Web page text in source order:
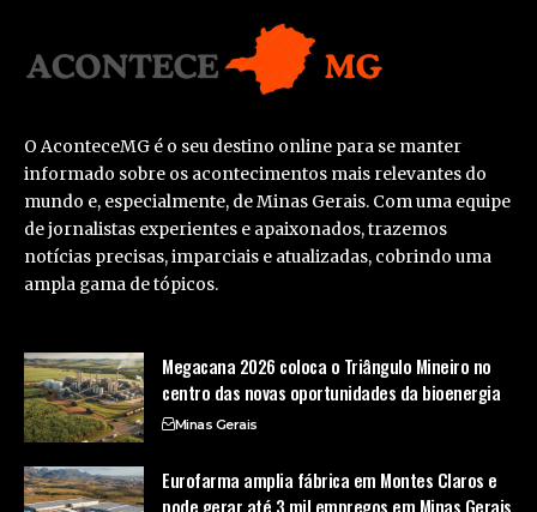
O AconteceMG é o seu destino online para se manter
informado sobre os acontecimentos mais relevantes do
mundo e, especialmente, de Minas Gerais. Com uma equipe
de jornalistas experientes e apaixonados, trazemos
notícias precisas, imparciais e atualizadas, cobrindo uma
ampla gama de tópicos.
Megacana 2026 coloca o Triângulo Mineiro no
centro das novas oportunidades da bioenergia
Minas Gerais
Eurofarma amplia fábrica em Montes Claros e
pode gerar até 3 mil empregos em Minas Gerais